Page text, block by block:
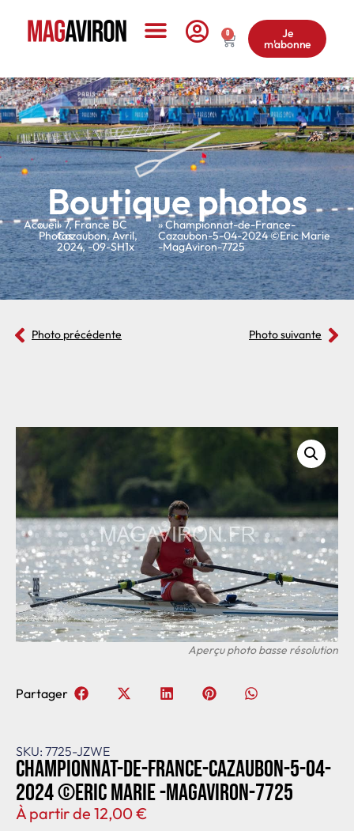
0 Je
m'abonne
Boutique photos
Accueil
»
Photos
»7,France BC
Cazaubon,Avril,
2024,-09-SH1x
» Championnat-de-France-
Cazaubon-5-04-2024 ©Eric Marie
-MagAviron-7725
Photo précédente Photo suivante
SKU: 7725-JZWE
Championnat-de-France-Cazaubon-5-04-
2024 ©Eric Marie -MagAviron-7725
À partir de 12,00€
Partager